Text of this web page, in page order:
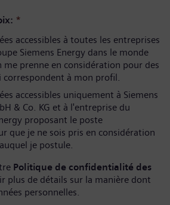
*
accessibles à toutes les entreprises
Siemens Energy dans le monde
me prenne en considération pour des
correspondent à mon profil.
accessibles uniquement à Siemens
& Co. KG et à l'entreprise du
proposant le poste
que je ne sois pris en considération
je postule.
Politique de confidentialité des
plus de détails sur la manière dont
personnelles.